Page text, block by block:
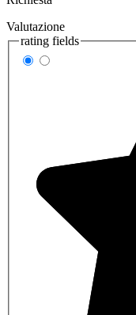
Valutazione
rating fields